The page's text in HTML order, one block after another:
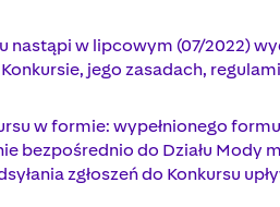
nastąpi w lipcowym (07/2022)
jego zasadach,
w formie: wypełnionego
bezpośrednio do Działu Mody
zgłoszeń do Konkursu